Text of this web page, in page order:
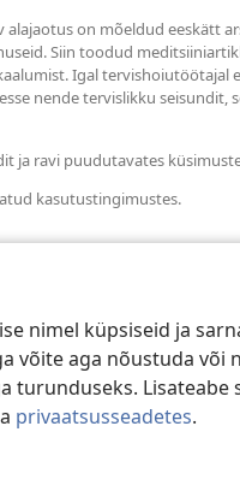
nimel küpsiseid ja
võite aga nõustuda
turunduseks. Lisateabe
privaatsusseadetes.
on mõeldud eeskätt
Siin toodud
Igal tervishoiutöötajal
nende tervislikku
ja ravi puudutavates
kasutustingimustes.
Bible and Tract Society of